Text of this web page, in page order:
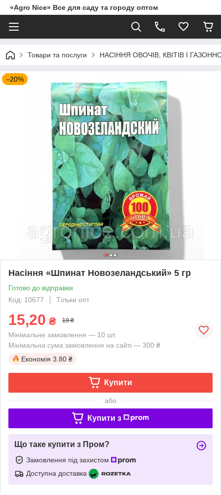
«Agro Nice» Все для саду та городу оптом
Товари та послуги НАСІННЯ ОВОЧІВ, КВІТІВ І
–20%
Насіння «Шпинат Новозеландський» 5 гр
Готово до відправки
Код: 10677
Тільки опт
15,20 ₴ 19 ₴
Мінімальне замовлення — 10 шт.
Мінімальна сума замовлення на сайті — 300 ₴
Економія 3.80 ₴
Купити
або
Купити з
Що таке купити з Пром?
Замовлення під захистом
Доступна доставка